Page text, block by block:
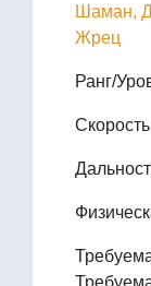
Шаман,
Жрец
Ранг/